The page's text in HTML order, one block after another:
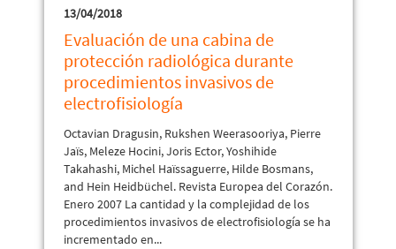
13/04/2018
Evaluación de una cabina de
protección radiológica durante
procedimientos invasivos de
electrofisiología
Octavian Dragusin, Rukshen Weerasooriya, Pierre
Jaïs, Meleze Hocini, Joris Ector, Yoshihide
Takahashi, Michel Haïssaguerre, Hilde Bosmans,
and Hein Heidbüchel. Revista Europea del Corazón.
Enero 2007 La cantidad y la complejidad de los
procedimientos invasivos de electrofisiología se ha
incrementado en...